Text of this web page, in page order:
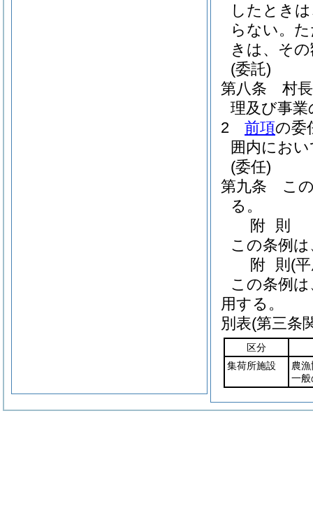
したとき
らない。
きは、そ
(委託)
第八条
村
理及び事
2
前項の委
囲内にお
(委任)
第九条
こ
る。
附 則
この条例
附 則 (
この条例
用する。
別表(第三条
区分
集荷所施設
農
一般